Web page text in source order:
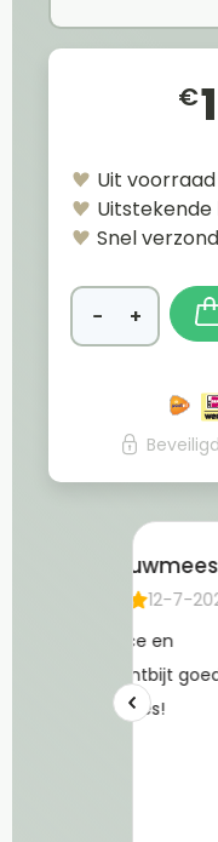
€
Uit
Snel
− +